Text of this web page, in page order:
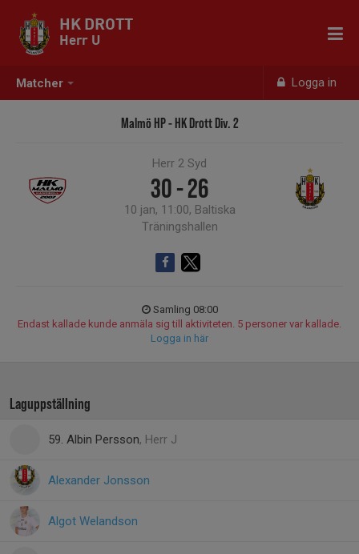
Matcher Logga in
HK DROTT
Herr U
Malmö HP - HK Drott Div. 2
Herr 2 Syd
30 - 26
10 jan, 11:00, Baltiska
Träningshallen
Samling 08:00
Endast kallade kunde anmäla sig till aktiviteten. 5 personer var kallade.
Logga in här
Laguppställning
59. Albin Persson, Herr J
Alexander Jonsson
Algot Welandson